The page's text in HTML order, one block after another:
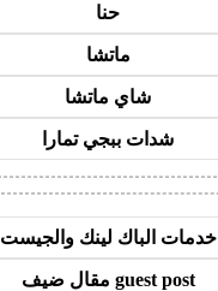
حنا
ماتشا
شاي ماتشا
شدات ببجي تمارا
خدمات الباك لينك والجيست
guest post مقال ضيف